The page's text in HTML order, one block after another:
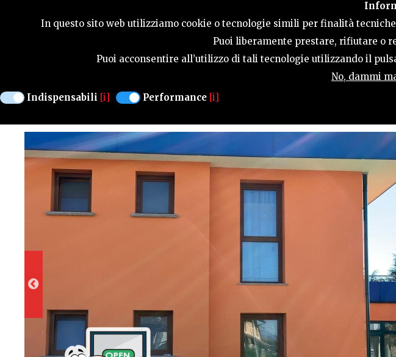
In questo sito web utilizziamo cookie o tecnologie simili per finalità
Puoi liberamente prestare, rifiutare o
Puoi acconsentire all’utilizzo di tali tecnologie utilizzando il
No, dammi
Indispensabili [i] Performance [i]
GUIDA STAGIONALE COSA FARE
VOCE DEL SOLE